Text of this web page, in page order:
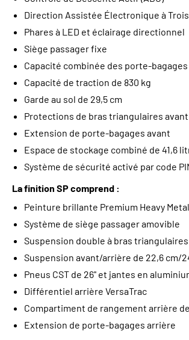
Direction Assistée Électronique à
Phares à LED et éclairage directionnel
Siège passager fixe
Capacité combinée des porte-bagages
Capacité de traction de 830 kg
Garde au sol de 29,5 cm
Protections de bras triangulaires
Extension de porte-bagages avant
Espace de stockage combiné de 41,6
Système de sécurité activé par code
La finition SP comprend :
Peinture brillante Premium Heavy Metal
Système de siège passager amovible
Suspension double à bras
Suspension avant/arrière de 22,6 cm/
Pneus CST de 26'' et jantes en
Différentiel arrière VersaTrac
Compartiment de rangement arrière
Extension de porte-bagages arrière